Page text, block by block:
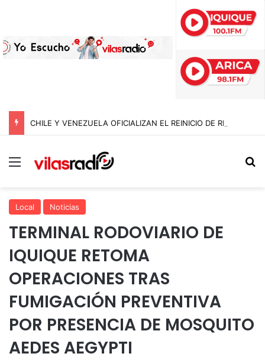
Menú
Local Noticias
TERMINAL RODOVIARIO DE
IQUIQUE RETOMA
OPERACIONES TRAS
FUMIGACIÓN PREVENTIVA
POR PRESENCIA DE MOSQUITO
AEDES AEGYPTI